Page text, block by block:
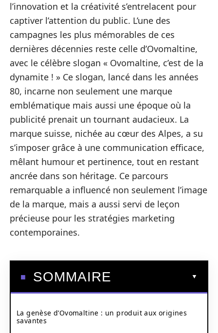
l’innovation et la créativité s’entrelacent pour
captiver l’attention du public. L’une des
campagnes les plus mémorables de ces
dernières décennies reste celle d’Ovomaltine,
avec le célèbre slogan « Ovomaltine, c’est de la
dynamite ! » Ce slogan, lancé dans les années
80, incarne non seulement une marque
emblématique mais aussi une époque où la
publicité prenait un tournant audacieux. La
marque suisse, nichée au cœur des Alpes, a su
s’imposer grâce à une communication efficace,
mêlant humour et pertinence, tout en restant
ancrée dans son héritage. Ce parcours
remarquable a influencé non seulement l’image
de la marque, mais a aussi servi de leçon
précieuse pour les stratégies marketing
contemporaines.
SOMMAIRE
La genèse d’Ovomaltine : un produit aux origines
savantes